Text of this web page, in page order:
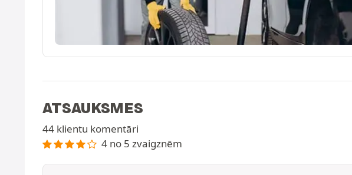
ATSAUKSMES
44 klientu komentāri
4 no 5 zvaigznēm